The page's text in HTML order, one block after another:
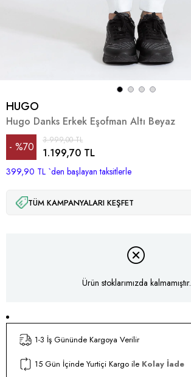
HUGO
Hugo Danks Erkek Eşofman Altı Beyaz
%70
İndirim
3.999,00 TL
1.199,70 TL
399,90 TL `den başlayan taksitlerle
TÜM KAMPANYALARI KEŞFET
Ürün stoklarımızda kalmamıştır.
1-3 İş Gününde Kargoya Verilir
15 Gün İçinde Yurtiçi Kargo ile Kolay İade